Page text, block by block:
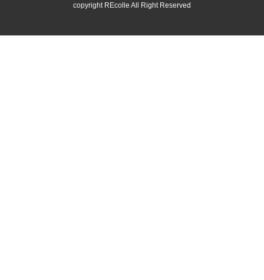
copyright REcolle All Right Reserved